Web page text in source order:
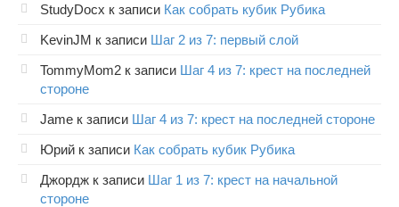
StudyDocx к записи Как собрать кубик Рубика
KevinJM к записи Шаг 2 из 7: первый слой
TommyMom2 к записи Шаг 4 из 7: крест на последней
стороне
Jame к записи Шаг 4 из 7: крест на последней стороне
Юрий к записи Как собрать кубик Рубика
Джордж к записи Шаг 1 из 7: крест на начальной
стороне